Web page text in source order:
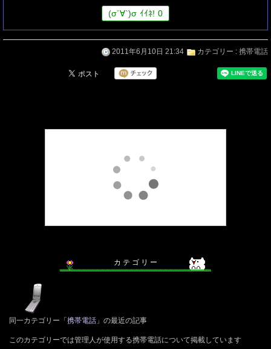
(σ´∀`)σ ｲｲﾈ! 0
2011年6月10日 21:34 カテゴリー : 携帯電話
カ テ ゴ リ ー
同一カテゴリー「携帯電話 」の最近の記事
このカテゴリーでは管理人が使用する携帯電話について掲載しています